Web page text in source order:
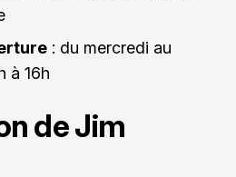
: du mercredi au
à 16h
de Jim